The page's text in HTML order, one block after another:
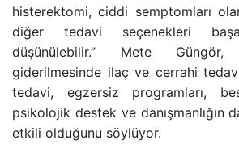
histerektomi, ciddi semptomları
diğer tedavi seçenekleri
düşünülebilir.” Mete
giderilmesinde ilaç ve cerrahi
tedavi, egzersiz programları,
psikolojik destek ve danışmanlığın
etkili olduğunu söylüyor.